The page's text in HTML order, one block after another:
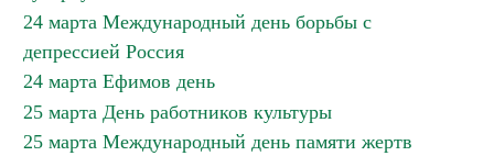
24 марта Международный день борьбы с
депрессией Россия
24 марта Ефимов день
25 марта День работников культуры
25 марта Международный день памяти жертв